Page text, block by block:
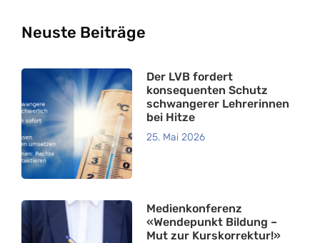
Neuste Beiträge
Der LVB fordert
konsequenten Schutz
schwangerer Lehrerinnen
bei Hitze
25. Mai 2026
Medienkonferenz
«Wendepunkt Bildung –
Mut zur Kurskorrektur!»